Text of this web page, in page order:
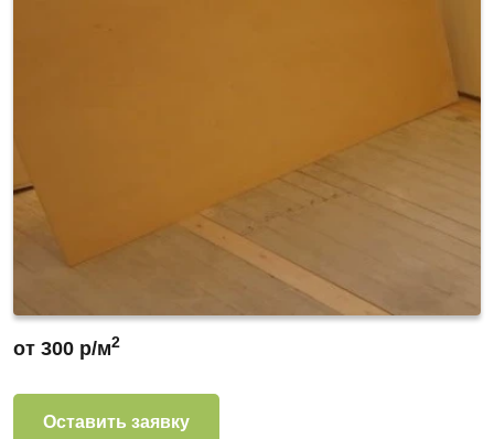
от 300 р/м2
Оставить заявку